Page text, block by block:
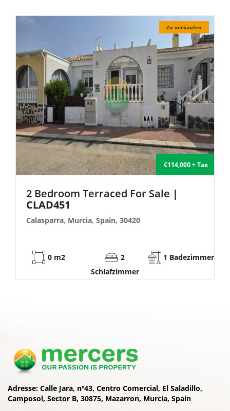
€114,000 + Tax
Zu verkaufen
2 Bedroom Terraced For Sale |
CLAD451
Calasparra, Murcia, Spain, 30420
0 m2
2
Schlafzimmer
1 Badezimmer
Adresse: Calle Jara, nº43, Centro Comercial, El Saladillo,
Camposol, Sector B, 30875, Mazarron, Murcia, Spain